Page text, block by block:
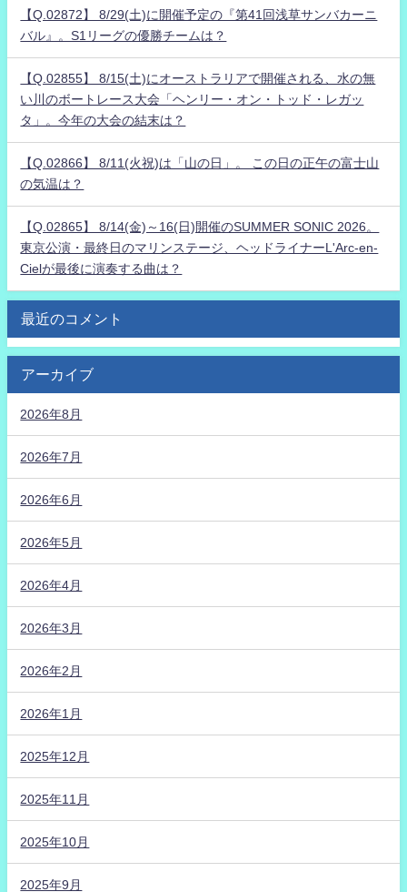
【Q.02872】 8/29(土)に開催予定の『第41回浅草サンバカーニ
バル』。S1リーグの優勝チームは？
【Q.02855】 8/15(土)にオーストラリアで開催される、水の無
い川のボートレース大会「ヘンリー・オン・トッド・レガッ
タ」。今年の大会の結末は？
【Q.02866】 8/11(火祝)は「山の日」。 この日の正午の富士山
の気温は？
【Q.02865】 8/14(金)～16(日)開催のSUMMER SONIC 2026。
東京公演・最終日のマリンステージ、ヘッドライナーL'Arc-en-
Cielが最後に演奏する曲は？
最近のコメント
アーカイブ
2026年8月
2026年7月
2026年6月
2026年5月
2026年4月
2026年3月
2026年2月
2026年1月
2025年12月
2025年11月
2025年10月
2025年9月